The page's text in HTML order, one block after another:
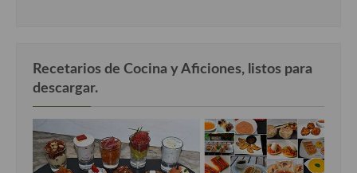
Recetarios de Cocina y Aficiones, listos para
descargar.